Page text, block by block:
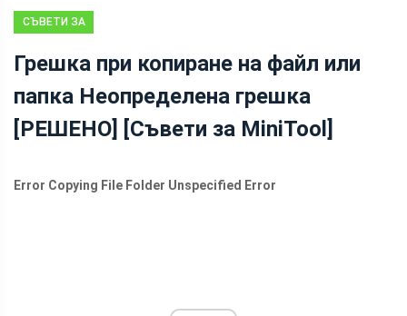
СЪВЕТИ ЗА
НА ДАННИ
Грешка при копиране на файл или
папка Неопределена грешка
[РЕШЕНО] [Съвети за MiniTool]
Error Copying File Folder Unspecified Error